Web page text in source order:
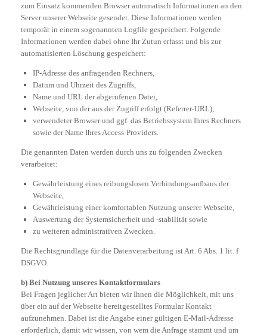
zum Einsatz kommenden Browser automatisch Informationen an den
Server unserer Webseite gesendet. Diese Informationen werden
temporär in einem sogenannten Logfile gespeichert. Folgende
Informationen werden dabei ohne Ihr Zutun erfasst und bis zur
automatisierten Löschung gespeichert:
IP-Adresse des anfragenden Rechners,
Datum und Uhrzeit des Zugriffs,
Name und URL der abgerufenen Datei,
Webseite, von der aus der Zugriff erfolgt (Referrer-URL),
verwendeter Browser und ggf. das Betriebssystem Ihres Rechners
sowie der Name Ihres Access-Providers.
Die genannten Daten werden durch uns zu folgenden Zwecken
verarbeitet:
Gewährleistung eines reibungslosen Verbindungsaufbaus der
Webseite,
Gewährleistung einer komfortablen Nutzung unserer Webseite,
Auswertung der Systemsicherheit und -stabilität sowie
zu weiteren administrativen Zwecken.
Die Rechtsgrundlage für die Datenverarbeitung ist Art. 6 Abs. 1 lit. f
DSGVO.
b) Bei Nutzung unseres Kontaktformulars
Bei Fragen jeglicher Art bieten wir Ihnen die Möglichkeit, mit uns
über ein auf der Webseite bereitgestelltes Formular Kontakt
aufzunehmen. Dabei ist die Angabe einer gültigen E-Mail-Adresse
erforderlich, damit wir wissen, von wem die Anfrage stammt und um